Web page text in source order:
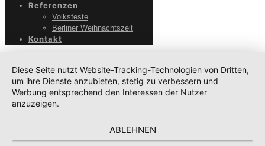
Referenzen
Volksfeste
Berliner Weihnachtszeit
Kontakt
Diese Seite nutzt Website-Tracking-Technologien von Dritten,
um ihre Dienste anzubieten, stetig zu verbessern und
Werbung entsprechend den Interessen der Nutzer
anzuzeigen.
ABLEHNEN